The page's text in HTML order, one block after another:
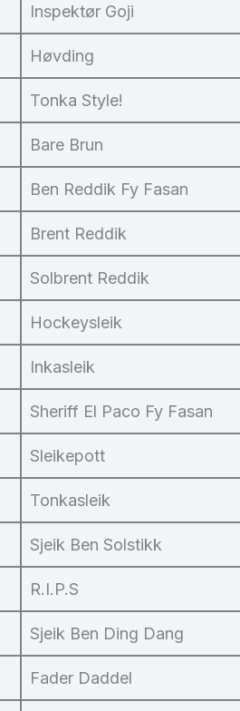
Inspektør Goji
Høvding
Tonka Style!
Bare Brun
Ben Reddik Fy Fasan
Brent Reddik
Solbrent Reddik
Hockeysleik
Inkasleik
Sheriff El Paco Fy Fasan
Sleikepott
Tonkasleik
Sjeik Ben Solstikk
R.I.P.S
Sjeik Ben Ding Dang
Fader Daddel